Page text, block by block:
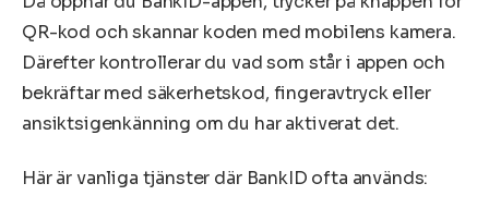
QR-kod och skannar koden med mobilens kamera.
Därefter kontrollerar du vad som står i appen och
bekräftar med säkerhetskod, fingeravtryck eller
ansiktsigenkänning om du har aktiverat det.
Här är vanliga tjänster där BankID ofta används: